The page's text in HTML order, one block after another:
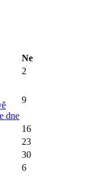
Ne
2
dne
9
16
23
30
6